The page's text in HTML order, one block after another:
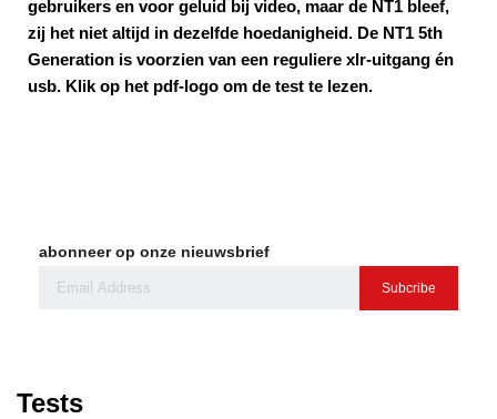
gebruikers en voor geluid bij video, maar de NT1 bleef,
zij het niet altijd in dezelfde hoedanigheid. De NT1 5th
Generation is voorzien van een reguliere xlr-uitgang én
usb. Klik op het pdf-logo om de test te lezen.
abonneer op onze nieuwsbrief
Subcribe
Tests